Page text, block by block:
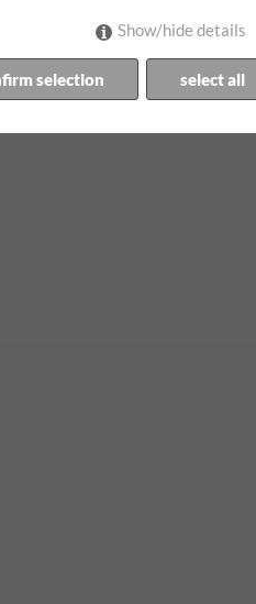
Show/hide details
selection select all